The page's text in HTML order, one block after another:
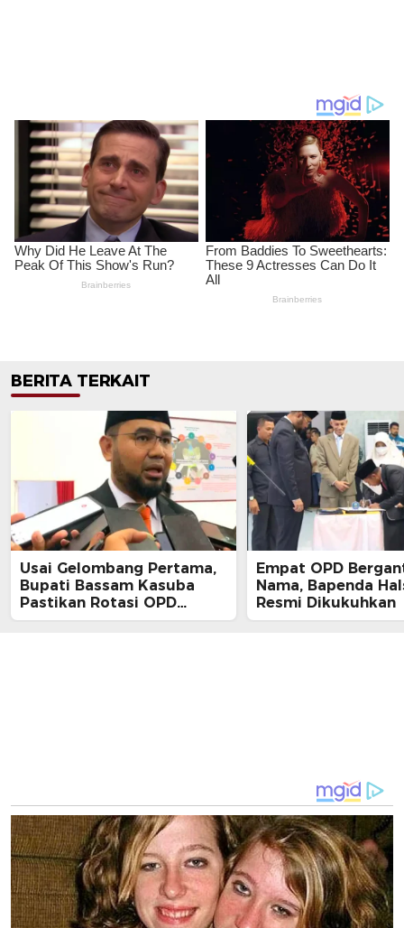
BERITA TERKAIT
Usai Gelombang Pertama,
Bupati Bassam Kasuba
Pastikan Rotasi OPD
Tahap Dua
Empat OPD
Nama, Bapenda
Resmi Dikukuhkan